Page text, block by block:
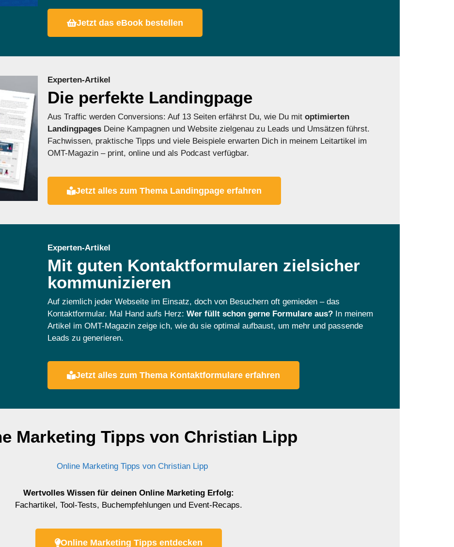
Jetzt das eBook bestellen
Experten-Artikel
Die perfekte Landingpage
Aus Traffic werden Conversions: Auf 13 Seiten erfährst Du, wie Du mitoptimierten
Landingpages Deine Kampagnen und Website zielgenau zu Leads und Umsätzen führst.
Fachwissen, praktische Tipps und viele Beispiele erwarten Dich in meinem Leitartikel im
OMT-Magazin – print, online und als Podcast verfügbar.
Jetzt alles zum Thema Landingpage erfahren
Experten-Artikel
Mit guten Kontaktformularen zielsicher
kommunizieren
Auf ziemlich jeder Webseite im Einsatz, doch von Besuchern oft gemieden – das
Kontaktformular. Mal Hand aufs Herz:Wer füllt schon gerne Formulare aus? In meinem
Artikel im OMT-Magazin zeige ich, wie du sie optimal aufbaust, um mehr und passende
Leads zu generieren.
Jetzt alles zum Thema Kontaktformulare erfahren
Marketing Tipps von Christian Lipp
Wertvolles Wissen für deinen Online Marketing Erfolg:
Fachartikel, Tool-Tests, Buchempfehlungen und Event-Recaps.
Online Marketing Tipps entdecken